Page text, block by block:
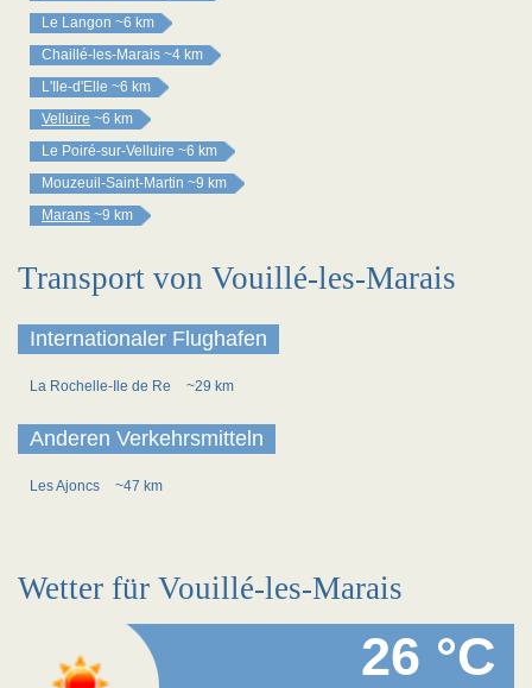
Le Langon ~6 km
Chaillé-les-Marais ~4 km
L'Ile-d'Elle ~6 km
Velluire ~6 km
Le Poiré-sur-Velluire ~6 km
Mouzeuil-Saint-Martin ~9 km
Marans ~9 km
Transport von Vouillé-les-Marais
Internationaler Flughafen
La Rochelle-Ile de Re ~29 km
Anderen Verkehrsmitteln
Les Ajoncs ~47 km
Wetter für Vouillé-les-Marais
26 °C